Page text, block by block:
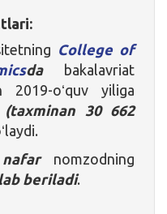
College of
dabakalavriat
2019-oʻquv yiliga
30 662
nomzodning
beriladi.